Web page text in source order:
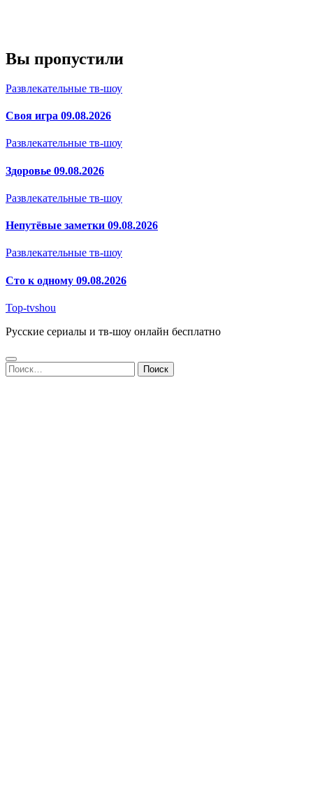
Вы пропустили
Развлекательные тв-шоу
Своя игра 09.08.2026
Развлекательные тв-шоу
Здоровье 09.08.2026
Развлекательные тв-шоу
Непутёвые заметки 09.08.2026
Развлекательные тв-шоу
Сто к одному 09.08.2026
Top-tvshou
Русские сериалы и тв-шоу онлайн бесплатно
Найти: